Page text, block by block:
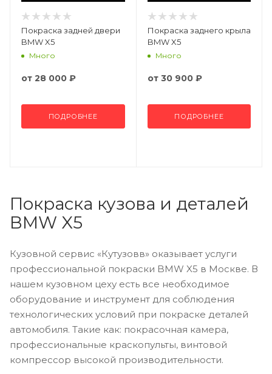
Покраска задней двери
BMW X5
Много
от 28 000 ₽
ПОДРОБНЕЕ
Покраска заднего крыла
BMW X5
Много
от 30 900 ₽
ПОДРОБНЕЕ
Покраска кузова и деталей
BMW X5
Кузовной сервис «Кутузовв» оказывает услуги
профессиональной покраски BMW X5 в Москве. В
нашем кузовном цеху есть все необходимое
оборудование и инструмент для соблюдения
технологических условий при покраске деталей
автомобиля. Такие как: покрасочная камера,
профессиональные краскопульты, винтовой
компрессор высокой производительности.